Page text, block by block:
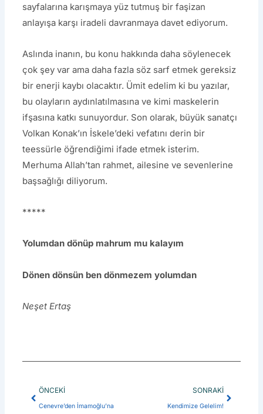
sayfalarına karışmaya yüz tutmuş bir faşizan
anlayışa karşı iradeli davranmaya davet ediyorum.
Aslında inanın, bu konu hakkında daha söylenecek
çok şey var ama daha fazla söz sarf etmek gereksiz
bir enerji kaybı olacaktır. Ümit edelim ki bu yazılar,
bu olayların aydınlatılmasına ve kimi maskelerin
ifşasına katkı sunuyordur. Son olarak, büyük sanatçı
Volkan Konak’ın İskele’deki vefatını derin bir
teessürle öğrendiğimi ifade etmek isterim.
Merhuma Allah’tan rahmet, ailesine ve sevenlerine
başsağlığı diliyorum.
*****
Yolumdan dönüp mahrum mu kalayım
Dönen dönsün ben dönmezem yolumdan
Neşet Ertaş
ÖNCEKI
Cenevre’den İmamoğlu’na
SONRAKI
Kendimize Gelelim!